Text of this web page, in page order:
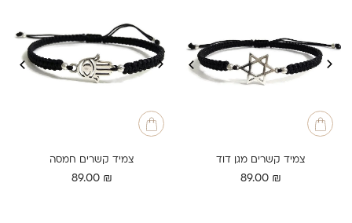
צמיד קשרים מגן דוד
89.00 ₪
צמיד קשרים חמסה
89.00 ₪